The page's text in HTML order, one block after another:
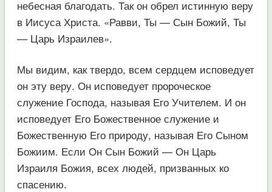
небесная благодать. Так он обрел истинную веру
в Иисуса Христа. «Равви, Ты — Сын Божий, Ты
— Царь Израилев».
Мы видим, как твердо, всем сердцем исповедует
он эту веру. Он исповедует пророческое
служение Господа, называя Его Учителем. И он
исповедует Его Божественное служение и
Божественную Его природу, называя Его Сыном
Божиим. Если Он Сын Божий — Он Царь
Израиля Божия, всех людей, призванных ко
спасению.